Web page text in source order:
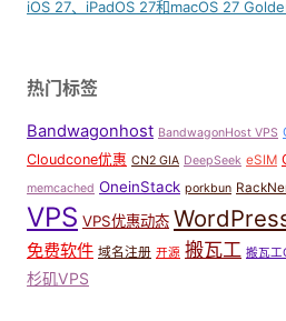
iOS 27、iPadOS 27和macOS 27
热门标签
Bandwagonhost BandwagonHost VPS
Cloudcone优惠 CN2 GIA DeepSeek eSIM
memcached OneinStack porkbun
VPS VPS优惠动态
免费软件 域名注册 开源 搬瓦工 搬瓦工
杉矶VPS